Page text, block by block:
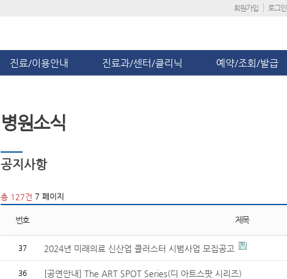
회원가입 로그인
진료/이용안내 진료과/센터/클리닉 예약/조회/발급
병원소식
공지사항
총 127건 7 페이지
번호 제목
37 2024년 미래의료 신산업 클러스터 시범사업 모집공고
36 [공연안내] The ART SPOT Series(디 아트스팟 시리즈)